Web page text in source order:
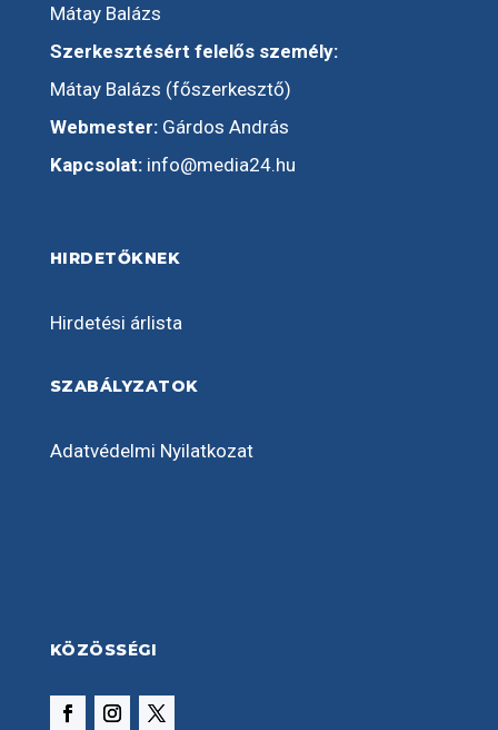
Mátay Balázs
Szerkesztésért felelős személy:
Mátay Balázs (főszerkesztő)
Webmester:Gárdos András
Kapcsolat: info@media24.hu
HIRDETŐKNEK
Hirdetési árlista
SZABÁLYZATOK
Adatvédelmi Nyilatkozat
KÖZÖSSÉGI